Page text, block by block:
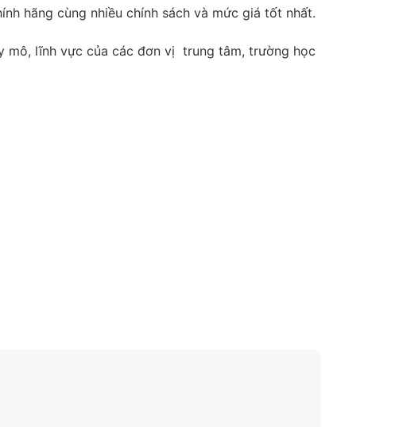
hãng cùng nhiều chính sách và mức giá tốt nhất.
mô, lĩnh vực của các đơn vị trung tâm, trường học